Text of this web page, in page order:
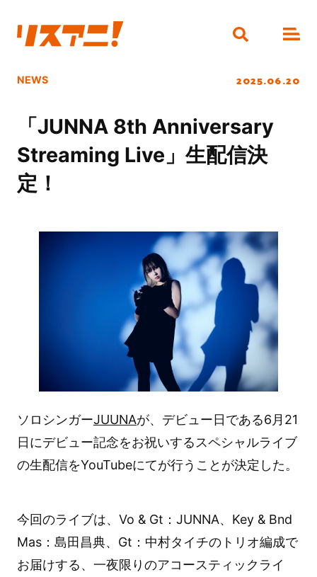
NEWS 2025.06.20
「JUNNA 8th Anniversary
Streaming Live」生配信決
定！
ソロシンガーJUUNAが、デビュー日である6月21
日にデビュー記念をお祝いするスペシャルライブ
の生配信をYouTubeにてが行うことが決定した。
今回のライブは、Vo & Gt：JUNNA、Key & Bnd
Mas：島田昌典、Gt：中村タイチのトリオ編成で
お届けする、一夜限りのアコースティックライ